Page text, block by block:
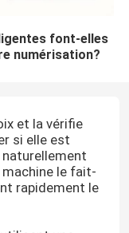
font-elles
numérisation?
et la vérifie
si elle est
naturellement
le fait-
rapidement le